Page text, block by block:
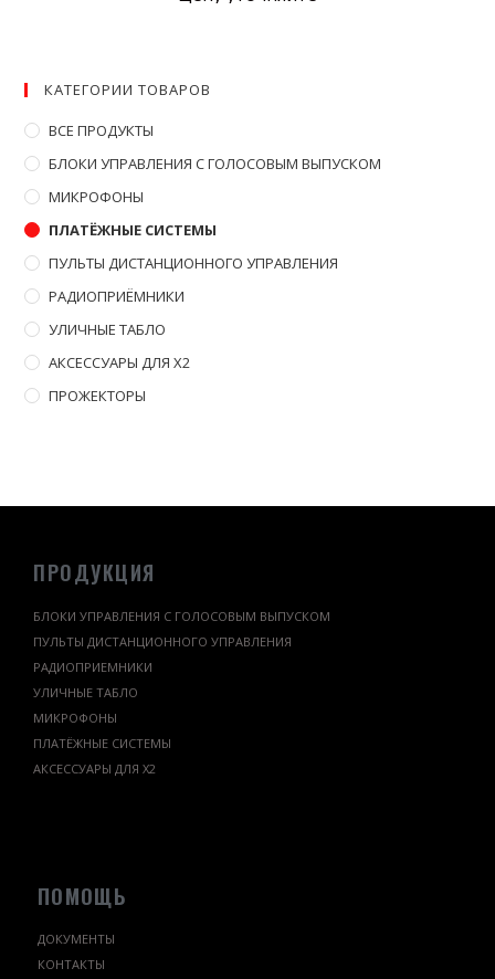
КАТЕГОРИИ ТОВАРОВ
ВСЕ ПРОДУКТЫ
БЛОКИ УПРАВЛЕНИЯ С ГОЛОСОВЫМ ВЫПУСКОМ
МИКРОФОНЫ
ПЛАТЁЖНЫЕ СИСТЕМЫ
ПУЛЬТЫ ДИСТАНЦИОННОГО УПРАВЛЕНИЯ
РАДИОПРИЁМНИКИ
УЛИЧНЫЕ ТАБЛО
АКСЕССУАРЫ ДЛЯ X2
ПРОЖЕКТОРЫ
ПРОДУКЦИЯ
БЛОКИ УПРАВЛЕНИЯ С ГОЛОСОВЫМ ВЫПУСКОМ
ПУЛЬТЫ ДИСТАНЦИОННОГО УПРАВЛЕНИЯ
РАДИОПРИЕМНИКИ
УЛИЧНЫЕ ТАБЛО
МИКРОФОНЫ
ПЛАТЁЖНЫЕ СИСТЕМЫ
АКСЕССУАРЫ ДЛЯ Х2
ПОМОЩЬ
ДОКУМЕНТЫ
КОНТАКТЫ